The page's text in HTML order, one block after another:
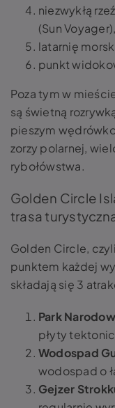
niezwykłą
(Sun Voyager),
latarnię
punkt
Poza tym w
są świetną
pieszym
zorzy polarnej,
rybołówstwa.
Golden Circle
trasa
Golden Circle,
punktem każdej
składają się 3
Park
płyty
Wodospad
wodospad o
Gejzer